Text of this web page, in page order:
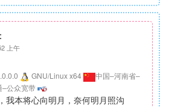
上午
GNU/Linux x64
中国–河南省–
–公众宽带
我本将心向明月，奈何明月照沟